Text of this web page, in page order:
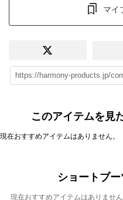
マイ
このアイテムを見
現在おすすめアイテムはありません。
ショートブ
現在おすすめアイテムはありません